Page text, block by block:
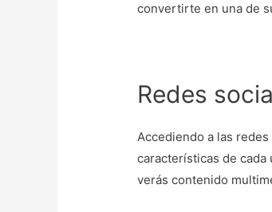
convertirte en una de
Redes
Accediendo a las
características de
verás contenido